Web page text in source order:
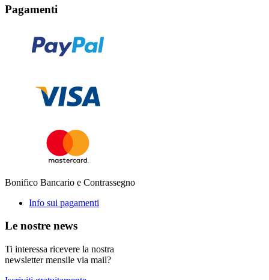
Pagamenti
Bonifico Bancario e Contrassegno
Info sui pagamenti
Le nostre news
Ti interessa ricevere la nostra
newsletter mensile via mail?